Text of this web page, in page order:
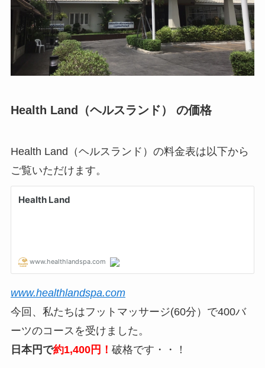
Health Land（ヘルスランド） の価格
Health Land（ヘルスランド）の料金表は以下から
ご覧いただけます。
www.healthlandspa.com
今回、私たちはフットマッサージ(60分）で400バ
ーツのコースを受けました。
日本円で約1,400円！ 破格です・・！